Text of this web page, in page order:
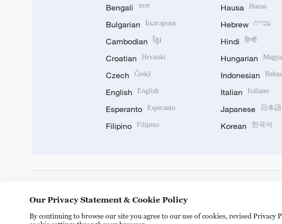
Bengali বাংলা
Bulgarian Български
Cambodian ខ្មែរ
Croatian Hrvatski
Czech Český
English English
Esperanto Esperanto
Filipino Filipino
Hausa Hausa
Hebrew עברית
Hindi हिन्दी
Hungarian
Indonesian
Italian Italiano
Japanese 日本語
Korean 한국어
Our Privacy Statement & Cookie Policy
By continuing to browse our site you agree to our use of cookies, revised Privacy